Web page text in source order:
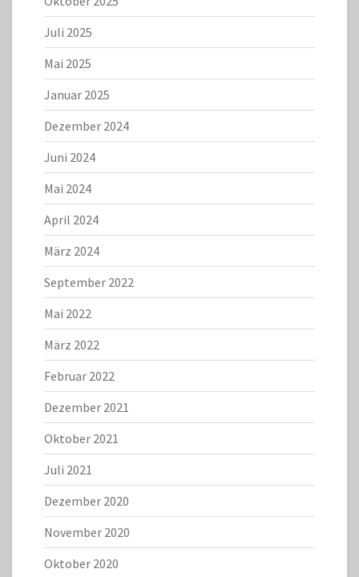
Juli 2025
Mai 2025
Januar 2025
Dezember 2024
Juni 2024
Mai 2024
April 2024
März 2024
September 2022
Mai 2022
März 2022
Februar 2022
Dezember 2021
Oktober 2021
Juli 2021
Dezember 2020
November 2020
Oktober 2020